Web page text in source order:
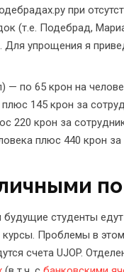
при
(т.е. Подебрад,
упрощения я
— по 65 крон на
145 крон за
220 крон за
плюс 440 крон за
студенты
Проблемы в
счета UJOP.